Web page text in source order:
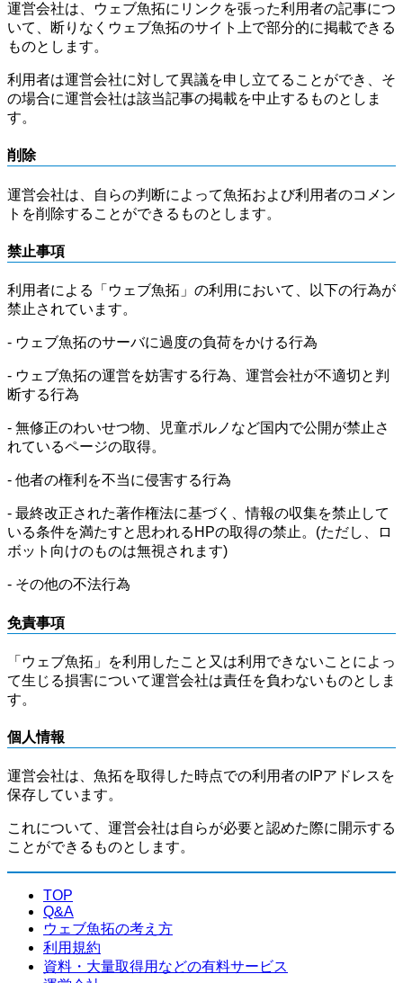
運営会社は、ウェブ魚拓にリンクを張った利用者の記事につ
いて、断りなくウェブ魚拓のサイト上で部分的に掲載できる
ものとします。
利用者は運営会社に対して異議を申し立てることができ、そ
の場合に運営会社は該当記事の掲載を中止するものとしま
す。
削除
運営会社は、自らの判断によって魚拓および利用者のコメン
トを削除することができるものとします。
禁止事項
利用者による「ウェブ魚拓」の利用において、以下の行為が
禁止されています。
- ウェブ魚拓のサーバに過度の負荷をかける行為
- ウェブ魚拓の運営を妨害する行為、運営会社が不適切と判
断する行為
- 無修正のわいせつ物、児童ポルノなど国内で公開が禁止さ
れているページの取得。
- 他者の権利を不当に侵害する行為
- 最終改正された著作権法に基づく、情報の収集を禁止して
いる条件を満たすと思われるHPの取得の禁止。(ただし、ロ
ボット向けのものは無視されます)
- その他の不法行為
免責事項
「ウェブ魚拓」を利用したこと又は利用できないことによっ
て生じる損害について運営会社は責任を負わないものとしま
す。
個人情報
運営会社は、魚拓を取得した時点での利用者のIPアドレスを
保存しています。
これについて、運営会社は自らが必要と認めた際に開示する
ことができるものとします。
TOP
Q&A
ウェブ魚拓の考え方
利用規約
資料・大量取得用などの有料サービス